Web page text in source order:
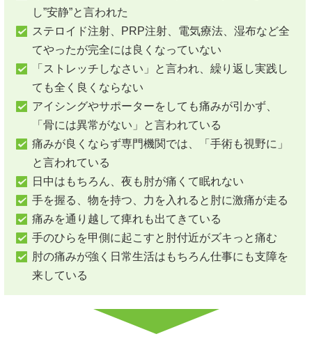
し”安静”と言われた
ステロイド注射、PRP注射、電気療法、湿布など全
てやったが完全には良くなっていない
「ストレッチしなさい」と言われ、繰り返し実践し
ても全く良くならない
アイシングやサポーターをしても痛みが引かず、
「骨には異常がない」と言われている
痛みが良くならず専門機関では、「手術も視野に」
と言われている
日中はもちろん、夜も肘が痛くて眠れない
手を握る、物を持つ、力を入れると肘に激痛が走る
痛みを通り越して痺れも出てきている
手のひらを甲側に起こすと肘付近がズキっと痛む
肘の痛みが強く日常生活はもちろん仕事にも支障を
来している